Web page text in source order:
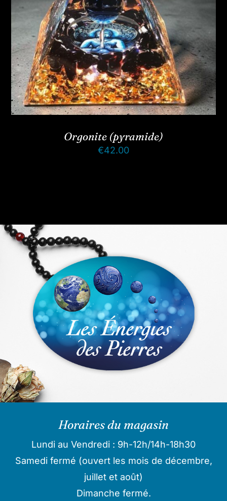
Orgonite (pyramide)
€42.00
Horaires du magasin
Lundi au Vendredi : 9h-12h/14h-18h30
Samedi fermé (ouvert les mois de décembre,
juillet et août)
Dimanche fermé.